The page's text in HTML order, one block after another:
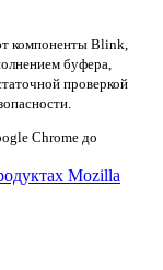
компоненты Blink,
буфера,
проверкой
Chrome до
Mozilla